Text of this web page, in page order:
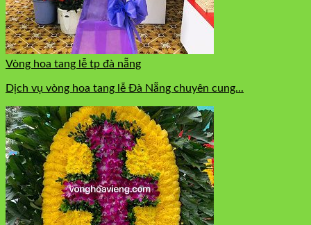
Vòng hoa tang lễ tp đà nẵng
Dịch vụ vòng hoa tang lễ Đà Nẵng chuyên cung...